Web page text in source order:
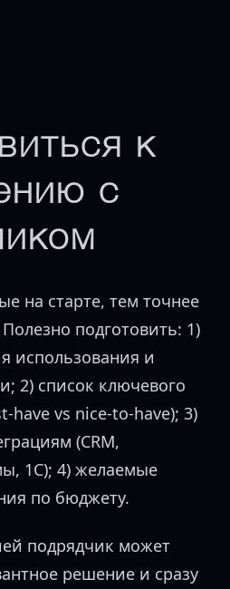
к
с
на старте, тем точнее
подготовить: 1)
использования и
2) список ключевого
have vs nice-to-have); 3)
(CRM,
1С); 4) желаемые
по бюджету.
подрядчик может
решение и сразу